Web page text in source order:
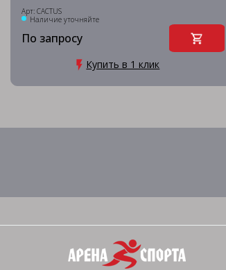
Арт: CACTUS
Наличие уточняйте
По запросу
Купить в 1 клик